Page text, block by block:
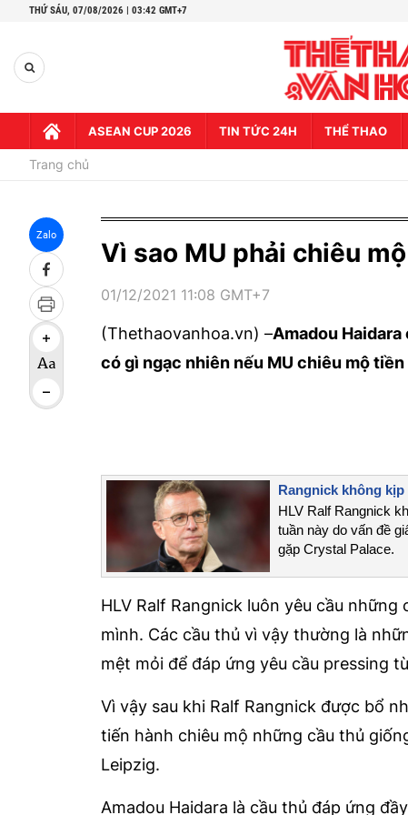
THỨ SÁU, 07/08/2026 | 03:42 GMT+7
ASEAN CUP 2026 TIN TỨC 24H THỂ THAO
Trang chủ
Zalo
Vì sao MU phải chiêu
01/12/2021 11:08 GMT+7
(Thethaovanhoa.vn) –Amadou
có gì ngạc nhiên nếu MU chiêu mộ
Rangnick không
HLV Ralf Rangnick
tuần này do vấn đề
gặp Crystal Palace.
HLV Ralf Rangnick luôn yêu cầu
mình. Các cầu thủ vì vậy thường là
mệt mỏi để đáp ứng yêu cầu pressing
Vì vậy sau khi Ralf Rangnick được bổ
tiến hành chiêu mộ những cầu thủ
Leipzig.
Amadou Haidara là cầu thủ đáp ứng